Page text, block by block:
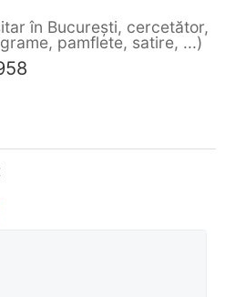
în București, cercetător,
pamflete, satire, ...